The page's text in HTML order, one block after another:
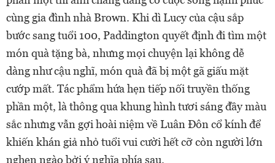
cùng gia đình nhà Brown. Khi dì Lucy của cậu sắp
bước sang tuổi 100, Paddington quyết định đi tìm một
món quà tặng bà, nhưng mọi chuyện lại không dễ
dàng như cậu nghĩ, món quà đã bị một gã giấu mặt
cướp mất. Tác phẩm hứa hẹn tiếp nối truyền thống
phần một, là thông qua khung hình tươi sáng đầy màu
sắc nhưng vẫn gợi hoài niệm về Luân Đôn cổ kính để
khiến khán giả nhỏ tuổi vui cười hết cỡ còn người lớn
nghẹn ngào bởi ý nghĩa phía sau.